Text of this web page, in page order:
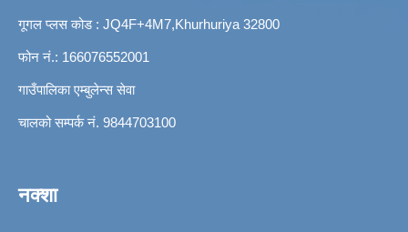
गूगल प्लस कोड : JQ4F+4M7,Khurhuriya 32800
फोन नं.: 166076552001
गाउँपालिका एम्बुलेन्स सेवा
चालको सम्पर्क नं. 9844703100
नक्शा